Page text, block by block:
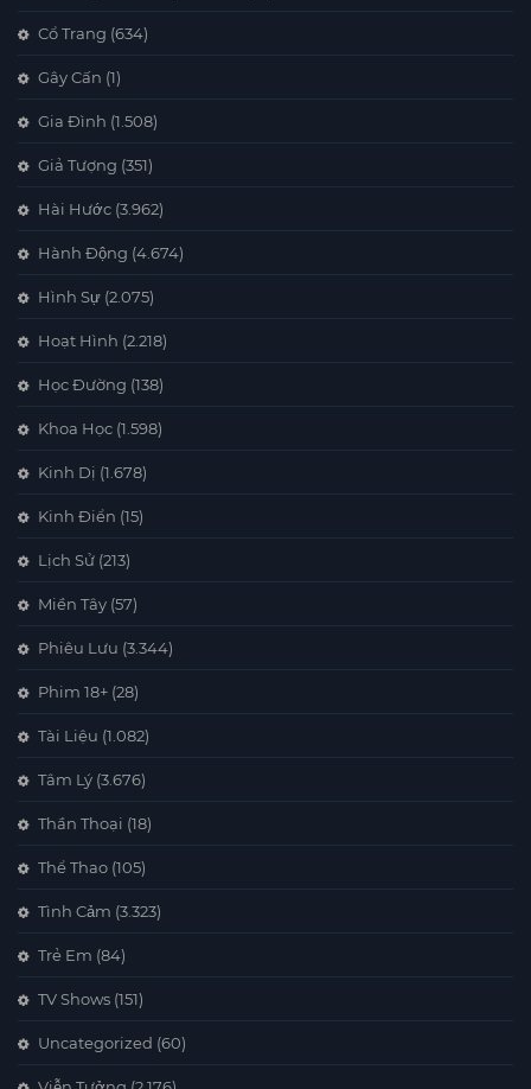
Cổ Trang (634)
Gây Cấn (1)
Gia Đình (1.508)
Giả Tượng (351)
Hài Hước (3.962)
Hành Động (4.674)
Hình Sự (2.075)
Hoạt Hình (2.218)
Học Đường (138)
Khoa Học (1.598)
Kinh Dị (1.678)
Kinh Điển (15)
Lịch Sử (213)
Miền Tây (57)
Phiêu Lưu (3.344)
Phim 18+ (28)
Tài Liệu (1.082)
Tâm Lý (3.676)
Thần Thoại (18)
Thể Thao (105)
Tình Cảm (3.323)
Trẻ Em (84)
TV Shows (151)
Uncategorized (60)